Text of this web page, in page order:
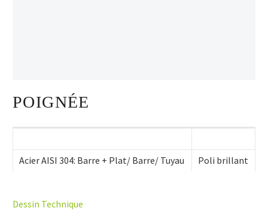
POIGNÉE
Acier AISI 304: Barre + Plat/ Barre/ Tuyau Poli brillant
Dessin Technique